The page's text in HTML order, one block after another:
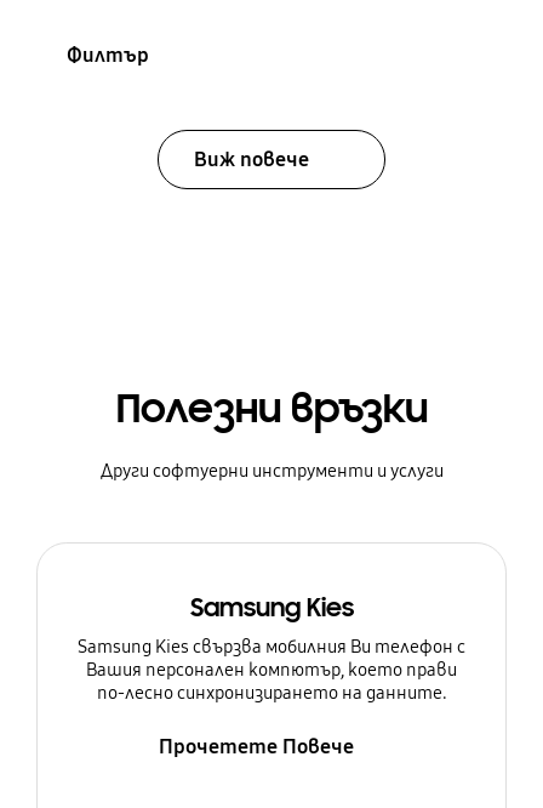
Филтър
Виж повече
Полезни връзки
Други софтуерни инструменти и услуги
Samsung Kies
Samsung Kies свързва мобилния Ви телефон с
Вашия персонален компютър, което прави
по-лесно синхронизирането на данните.
Прочетете Повече